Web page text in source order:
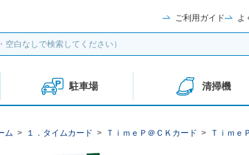
ご利用ガイド よ
駐車場 清掃機
ム > １．タイムカード > ＴｉｍｅＰ＠ＣＫカード > Ｔｉｍｅ